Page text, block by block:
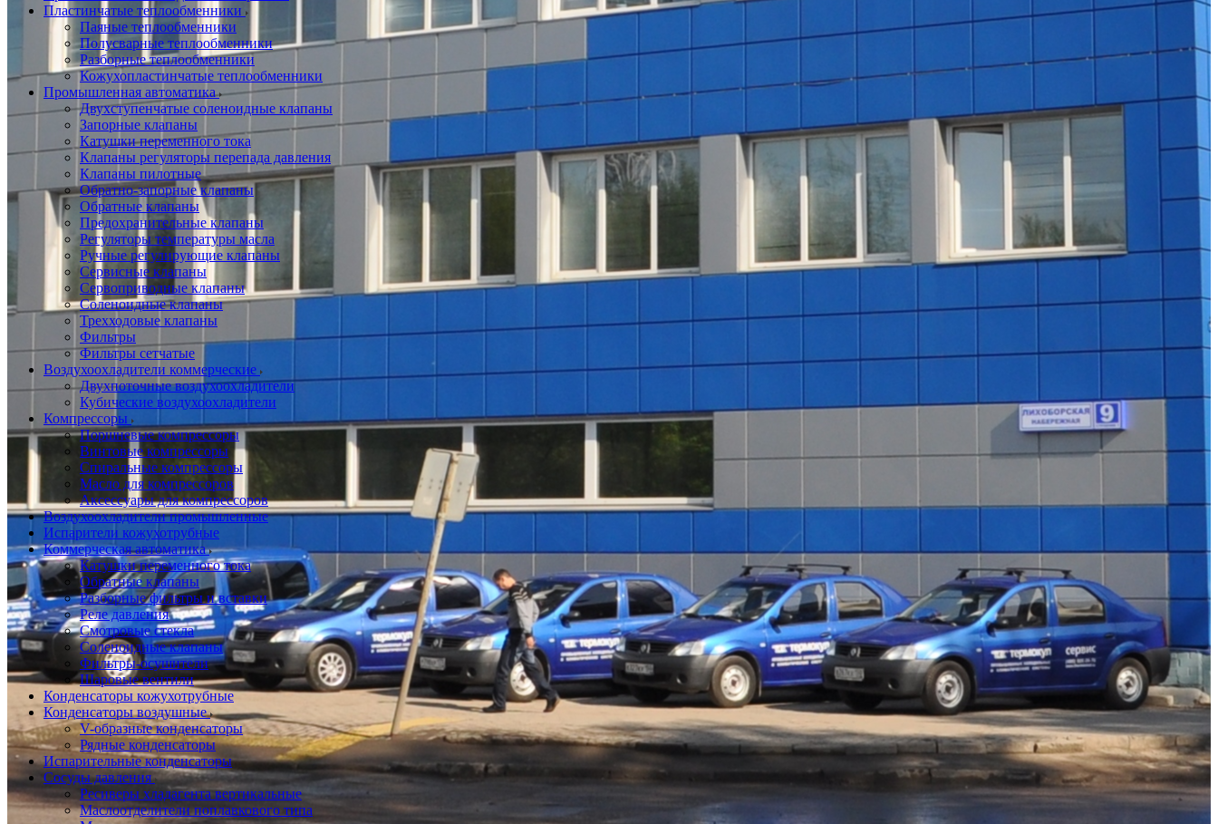
Пластинчатые теплообменники
Паяные теплообменники
Полусварные теплообменники
Разборные теплообменники
Кожухопластинчатые теплообменники
Промышленная автоматика
Двухступенчатые соленоидные клапаны
Запорные клапаны
Катушки переменного тока
Клапаны регуляторы перепада давления
Клапаны пилотные
Обратно-запорные клапаны
Обратные клапаны
Предохранительные клапаны
Регуляторы температуры масла
Ручные регулирующие клапаны
Сервисные клапаны
Сервоприводные клапаны
Соленоидные клапаны
Трехходовые клапаны
Фильтры
Фильтры сетчатые
Воздухоохладители коммерческие
Двухпоточные воздухоохладители
Кубические воздухоохладители
Компрессоры
Поршневые компрессоры
Винтовые компрессоры
Спиральные компрессоры
Масло для компрессоров
Аксессуары для компрессоров
Воздухоохладители промышленные
Испарители кожухотрубные
Коммерческая автоматика
Катушки переменного тока
Обратные клапаны
Разборные фильтры и вставки
Реле давления
Смотровые стекла
Соленоидные клапаны
Фильтры-осушители
Шаровые вентили
Конденсаторы кожухотрубные
Конденсаторы воздушные
V-образные конденсаторы
Рядные конденсаторы
Испарительные конденсаторы
Сосуды давления
Ресиверы хладагента вертикальные
Маслоотделители поплавкового типа